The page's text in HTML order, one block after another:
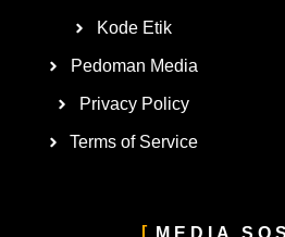
Kode Etik
Pedoman Media
Privacy Policy
Terms of Service
MEDIA